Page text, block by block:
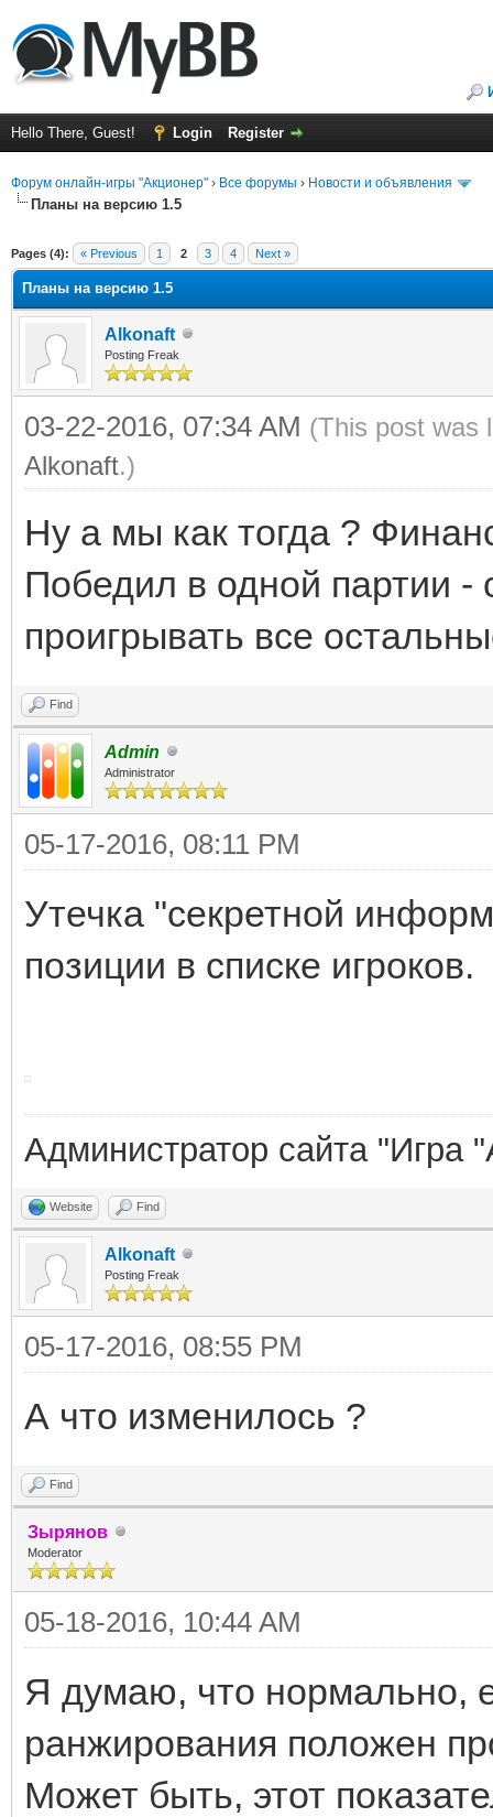
Hello There, Guest! Login Register
Форум онлайн-игры "Акционер" › Все форумы › Новости и объявления
Планы на версию 1.5
Pages (4): « Previous 1 2 3 4 Next »
Планы на версию 1.5
Alkonaft
Posting Freak
03-22-2016, 07:34 AM (This post was
Alkonaft.)
Ну а мы как тогда ?
Победил в одной партии
проигрывать все
Find
Admin
Administrator
05-17-2016, 08:11 PM
Утечка "секретной
позиции в списке игроков.
Администратор сайта "Игра
Website Find
Alkonaft
Posting Freak
05-17-2016, 08:55 PM
А что изменилось ?
Find
Зырянов
Moderator
05-18-2016, 10:44 AM
Я думаю, что нормально,
ранжирования положен
Может быть, этот